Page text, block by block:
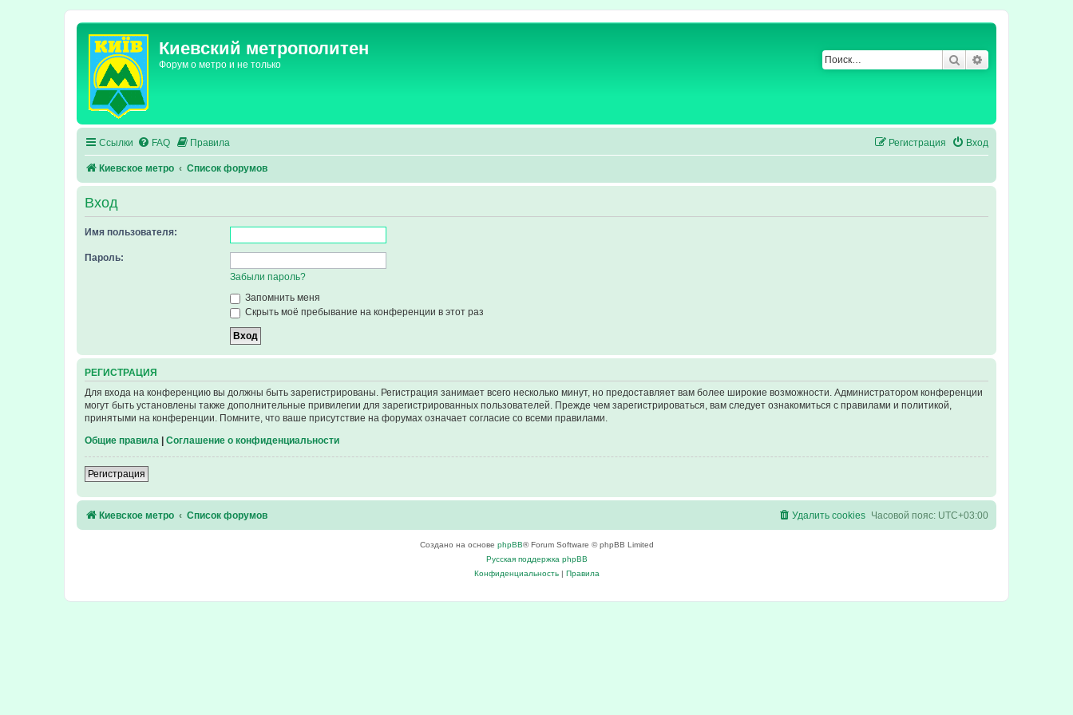
Киевский метрополитен
Форум о метро и не только Поиск
Ссылки FAQ Правила Вход
Регистрация
Киевское метро Список форумов
Вход
Имя пользователя:
Пароль:
Забыли пароль?
Запомнить меня
Скрыть моё пребывание на конференции в этот раз
РЕГИСТРАЦИЯ
Для входа на конференцию вы должны быть зарегистрированы. Регистрация занимает всего несколько минут, но предоставляет вам более широкие возможности. Администратором конференции
могут быть установлены также дополнительные привилегии для зарегистрированных пользователей. Прежде чем зарегистрироваться, вам следует ознакомиться с правилами и политикой,
принятыми на конференции. Помните, что ваше присутствие на форумах означает согласие со всеми правилами.
Общие правила Соглашение о конфиденциальности
Регистрация
Киевское метро Список форумов Часовой пояс: UTC+03:00
Удалить cookies
Создано на основе phpBB® Forum Software © phpBB Limited
Русская поддержка phpBB
Конфиденциальность| Правила